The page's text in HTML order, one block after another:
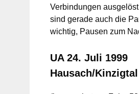
Verbindungen
sind gerade auch die
wichtig, Pausen zum
UA 24. Juli 1999
Hausach/Kinzigtal